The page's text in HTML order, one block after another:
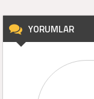
YORUMLAR